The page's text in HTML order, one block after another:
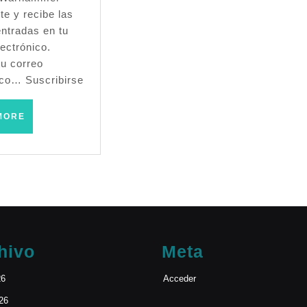
(Zaragoza
y recibe las
en tu
correo
Suscribirse
Meta
Acceder